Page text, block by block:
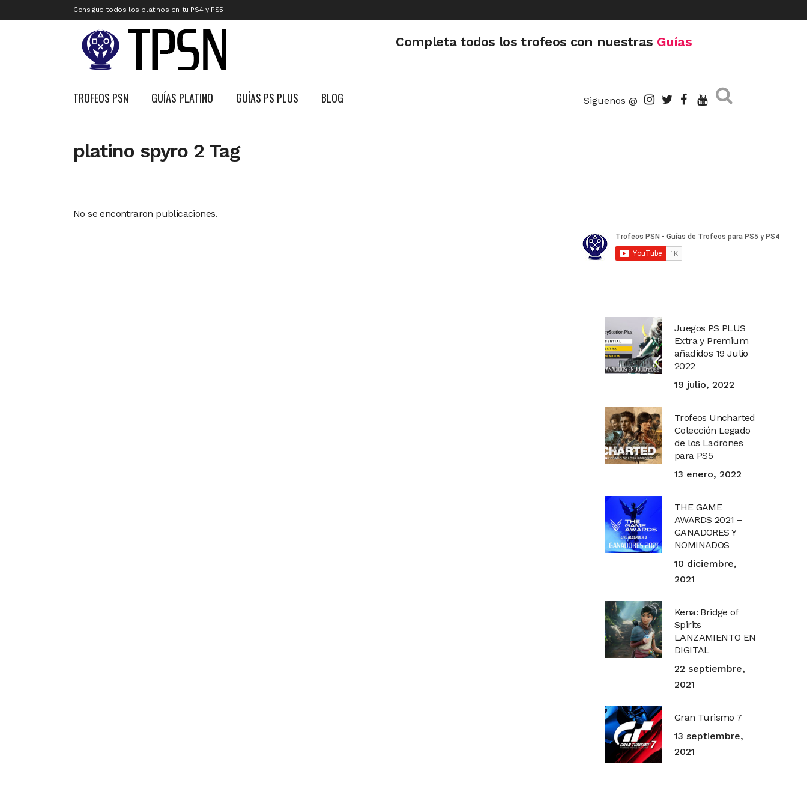
Consigue todos los platinos en tu PS4 y PS5
Completa todos los trofeos con nuestras Guías
TROFEOS PSN GUÍAS PLATINO GUÍAS PS PLUS BLOG Siguenos @
platino spyro 2 Tag
No se encontraron publicaciones.
Juegos PS PLUS
Extra y Premium
añadidos 19 Julio
2022
19 julio, 2022
Trofeos Uncharted
Colección Legado
de los Ladrones
para PS5
13 enero, 2022
THE GAME
AWARDS 2021 –
GANADORES Y
NOMINADOS
10 diciembre,
2021
Kena: Bridge of
Spirits
LANZAMIENTO EN
DIGITAL
22 septiembre,
2021
Gran Turismo 7
13 septiembre,
2021